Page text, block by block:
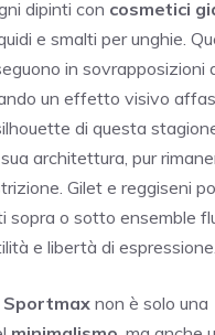
dipinti con cosmetici
e smalti per unghie.
in sovrapposizioni
un effetto visivo
di questa
architettura, pur
Gilet e reggiseni
sopra o sotto ensemble
e libertà di espressione.
Sportmax non è solo una